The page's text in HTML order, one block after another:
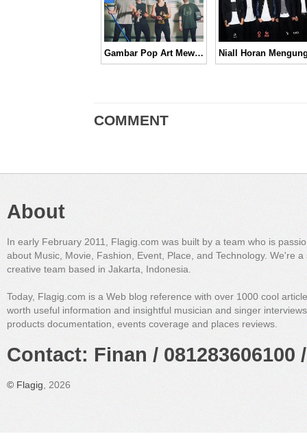
Gambar Pop Art Mewarnai Video Musik 5SoS, “She’s Kinda Hot” │ Music Video
COMMENT
About
In early February 2011, Flagig.com was built by a team who is
about Music, Movie, Fashion, Event, Place, and Technology. We're a
creative team based in Jakarta, Indonesia.
Today, Flagig.com is a Web blog reference with over 1000 cool
worth useful information and insightful musician and singer
products documentation, events coverage and places reviews.
Contact: Finan /
© Flagig , 2026